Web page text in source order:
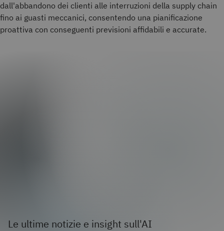
dall'abbandono dei clienti alle interruzioni della supply chain
fino ai guasti meccanici, consentendo una pianificazione
proattiva con conseguenti previsioni affidabili e accurate.
Le ultime notizie e insight sull'AI